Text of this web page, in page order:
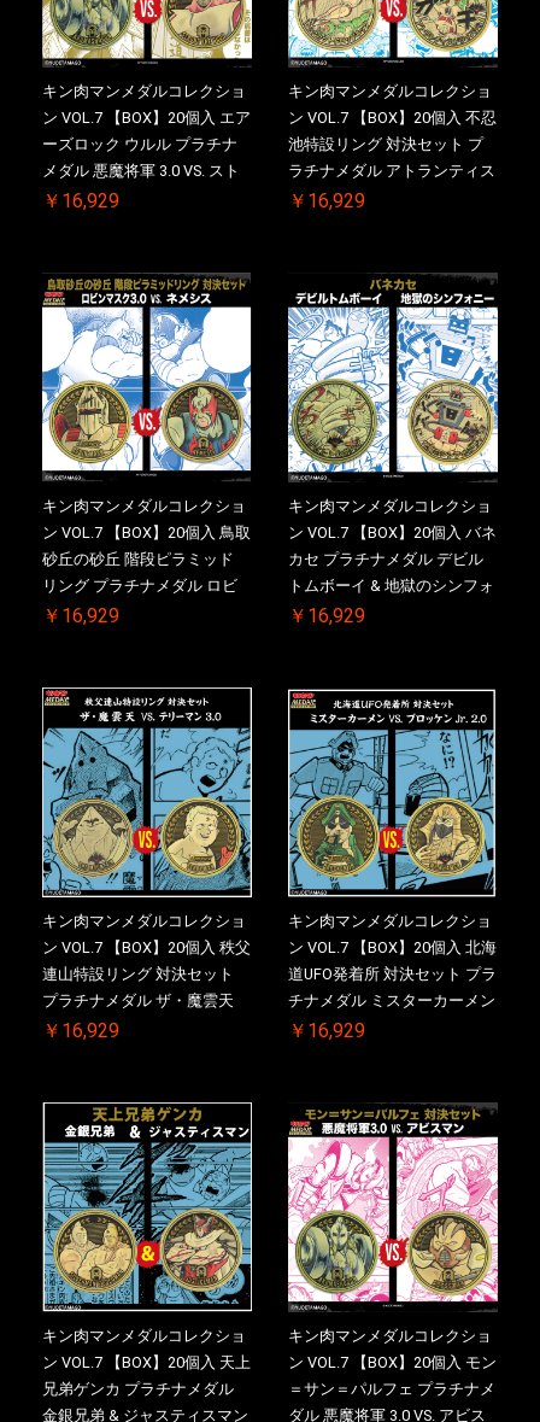
キン肉マンメダルコレクショ
ン VOL.7 【BOX】20個入 エア
ーズロック ウルル プラチナ
メダル 悪魔将軍 3.0 VS. スト
ロング・ザ・武道【初回購入
2026/10/30 一斉出荷予定
￥16,929
キン肉マンメダルコレクショ
ン VOL.7 【BOX】20個入 不忍
池特設リング 対決セット プ
ラチナメダル アトランティス
ドライバー VS.ネックカット
メダル(非売品)付
￥16,929
キン肉マンメダルコレクショ
ン VOL.7 【BOX】20個入 鳥取
砂丘の砂丘 階段ピラミッド
リング プラチナメダル ロビ
ンマスク VS.ネメシス 【初回
2026/10/30 一斉出荷予定
￥16,929
キン肉マンメダルコレクショ
ン VOL.7 【BOX】20個入 バネ
カセ プラチナメダル デビル
トムボーイ & 地獄のシンフォ
ニー ケース付き【初回購入特
一斉出荷予定
￥16,929
キン肉マンメダルコレクショ
ン VOL.7 【BOX】20個入 秩父
連山特設リング 対決セット
プラチナメダル ザ・魔雲天
VS. テリーマン 3.0 ケース付
注分】2026/10/30 一斉出荷予
￥16,929
キン肉マンメダルコレクショ
ン VOL.7 【BOX】20個入 北海
道UFO発着所 対決セット プラ
チナメダル ミスターカーメン
VS. ブロッケン Jr. 2.0 ケース
【二次受注分】2026/10/30 一
斉出荷予定
￥16,929
キン肉マンメダルコレクショ
ン VOL.7 【BOX】20個入 天上
兄弟ゲンカ プラチナメダル
金銀兄弟 & ジャスティスマン
キン肉マンメダルコレクショ
ン VOL.7 【BOX】20個入 モン
＝サン＝パルフェ プラチナメ
ダル 悪魔将軍 3.0 VS. アビス